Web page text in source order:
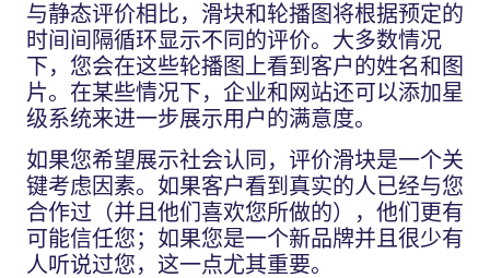
与静态评价相比，滑块和轮播图将根据预定的
时间间隔循环显示不同的评价。大多数情况
下，您会在这些轮播图上看到客户的姓名和图
片。在某些情况下，企业和网站还可以添加星
级系统来进一步展示用户的满意度。
如果您希望展示社会认同，评价滑块是一个关
键考虑因素。如果客户看到真实的人已经与您
合作过（并且他们喜欢您所做的），他们更有
可能信任您；如果您是一个新品牌并且很少有
人听说过您，这一点尤其重要。